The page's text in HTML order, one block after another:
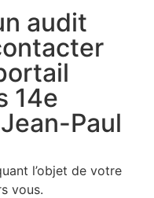
audit
14e
Paul
l’objet de votre
vous.